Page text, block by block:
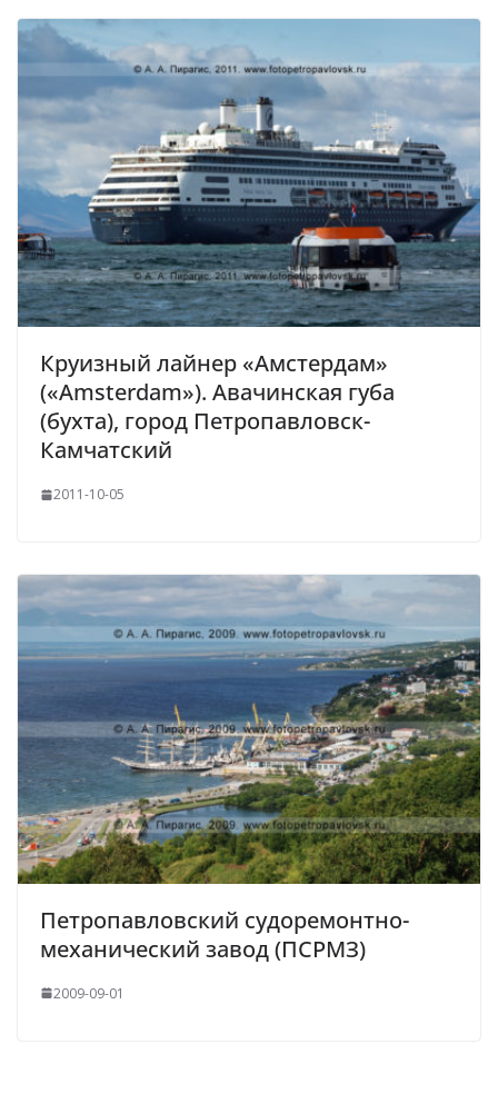
Круизный лайнер «Амстердам»
(«Amsterdam»). Авачинская губа
(бухта), город Петропавловск-
Камчатский
2011-10-05
Петропавловский судоремонтно-
механический завод (ПСРМЗ)
2009-09-01